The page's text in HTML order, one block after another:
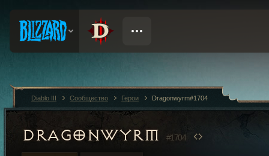
DRAGONWYRM #1704
Diablo III Сообщество Герои Dragonwyrm#1704